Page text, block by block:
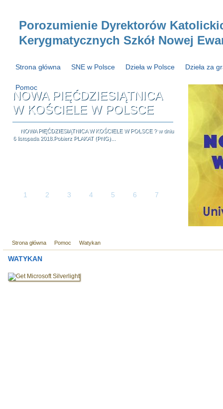
Porozumienie Dyrektorów
Kerygmatycznych Szkół Nowej
Strona główna SNE w Polsce Dzieła w Polsce Dzieła za
Pomoc
NOWA PIĘĆDZIESIĄTNICA
W KOŚCIELE W POLSCE
NOWA PIĘĆDZIESIĄTNICA W KOŚCIELE W POLSCE ? w dniu
6 listopada 2018.Pobierz PLAKAT (PNG)...
1 2 3 4 5 6 7
Strona główna Pomoc Watykan
WATYKAN